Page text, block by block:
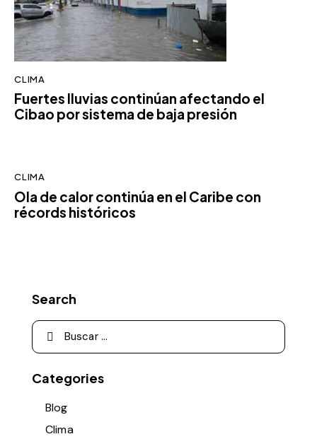
CLIMA
Fuertes lluvias continúan afectando el
Cibao por sistema de baja presión
CLIMA
Ola de calor continúa en el Caribe con
récords históricos
Search
Categories
Blog
Clima